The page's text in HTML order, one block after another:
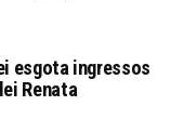
esgota ingressos
Renata